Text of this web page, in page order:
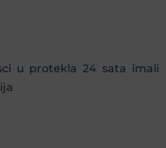
u protekla 24 sata imali